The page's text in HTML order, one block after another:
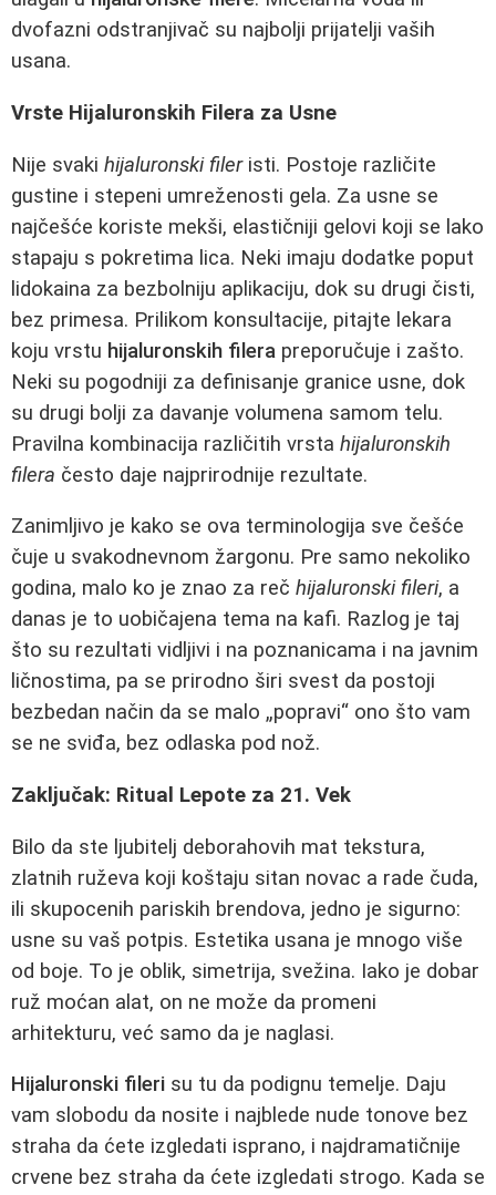
dvofazni odstranjivač su najbolji prijatelji vaših
usana.
Vrste Hijaluronskih Filera za Usne
Nije svaki hijaluronski fileristi. Postoje različite
gustine i stepeni umreženosti gela. Za usne se
najčešće koriste mekši, elastičniji gelovi koji se lako
stapaju s pokretima lica. Neki imaju dodatke poput
lidokaina za bezbolniju aplikaciju, dok su drugi čisti,
bez primesa. Prilikom konsultacije, pitajte lekara
koju vrstu hijaluronskih filera preporučuje i zašto.
Neki su pogodniji za definisanje granice usne, dok
su drugi bolji za davanje volumena samom telu.
Pravilna kombinacija različitih vrsta hijaluronskih
filera često daje najprirodnije rezultate.
Zanimljivo je kako se ova terminologija sve češće
čuje u svakodnevnom žargonu. Pre samo nekoliko
godina, malo ko je znao za reč hijaluronski fileri, a
danas je to uobičajena tema na kafi. Razlog je taj
što su rezultati vidljivi i na poznanicama i na javnim
ličnostima, pa se prirodno širi svest da postoji
bezbedan način da se malo „popravi“ ono što vam
se ne sviđa, bez odlaska pod nož.
Zaključak: Ritual Lepote za 21. Vek
Bilo da ste ljubitelj deborahovih mat tekstura,
zlatnih ruževa koji koštaju sitan novac a rade čuda,
ili skupocenih pariskih brendova, jedno je sigurno:
usne su vaš potpis. Estetika usana je mnogo više
od boje. To je oblik, simetrija, svežina. Iako je dobar
ruž moćan alat, on ne može da promeni
arhitekturu, već samo da je naglasi.
Hijaluronski fileri su tu da podignu temelje. Daju
vam slobodu da nosite i najblede nude tonove bez
straha da ćete izgledati isprano, i najdramatičnije
crvene bez straha da ćete izgledati strogo. Kada se